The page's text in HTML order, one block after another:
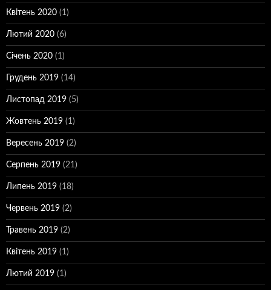
Квітень 2020 (1)
Лютий 2020 (6)
Січень 2020 (1)
Грудень 2019 (14)
Листопад 2019 (5)
Жовтень 2019 (1)
Вересень 2019 (2)
Серпень 2019 (21)
Липень 2019 (18)
Червень 2019 (2)
Травень 2019 (2)
Квітень 2019 (1)
Лютий 2019 (1)